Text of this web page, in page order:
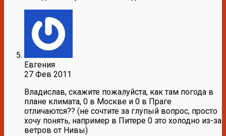
Евгения
27 Фев 2011
Владислав, скажите пожалуйста, как там погода в
плане климата, 0 в Москве и 0 в Праге
отличаются?? (не сочтите за глупый вопрос, просто
хочу понять, например в Питере 0 это холодно из-за
ветров от Нивы)